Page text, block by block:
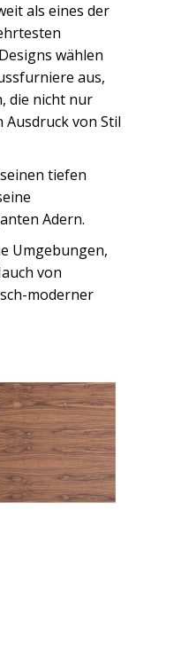
als eines der
wählen
aus,
die nicht nur
von Stil
tiefen
Adern.
Umgebungen,
von
moderner